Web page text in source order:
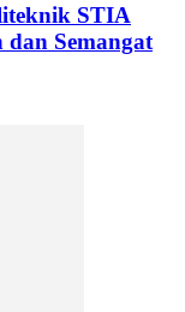
STIA
Semangat